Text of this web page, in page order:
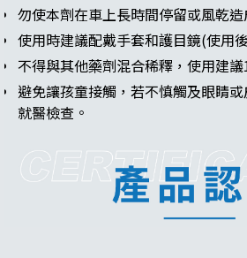
勿使本劑在車上長時間停留或風乾造
使用時建議配戴手套和護目鏡(使用
不得與其他藥劑混合稀釋，使用建
避免讓孩童接觸，若不慎觸及眼睛
就醫檢查。